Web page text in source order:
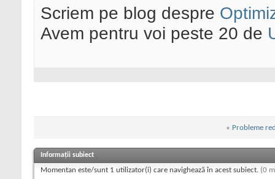
Scriem pe blog despre
Avem pentru voi peste 20 de
« Probleme
Informații subiect
Momentan este/sunt 1 utilizator(i) care navighează în acest subiect. (0